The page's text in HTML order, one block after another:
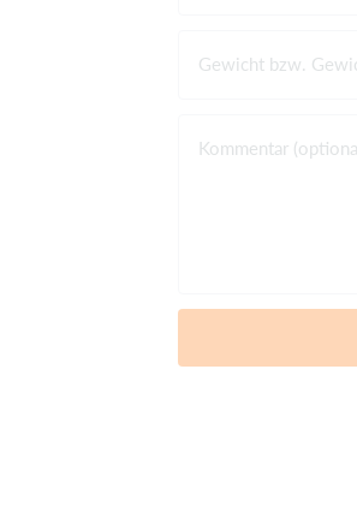
Gewicht bzw.
Kommentar